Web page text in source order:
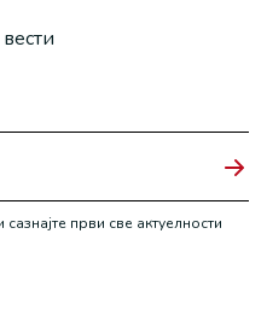
први све актуелности